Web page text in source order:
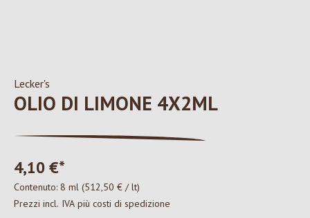
Lecker's
OLIO DI LIMONE 4X2ML
4,10 €*
Contenuto: 8 ml (512,50 € / lt)
Prezzi incl. IVA più costi di spedizione